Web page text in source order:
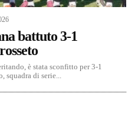
battuto 3-1
è stata sconfitto per 3-1
squadra di serie...